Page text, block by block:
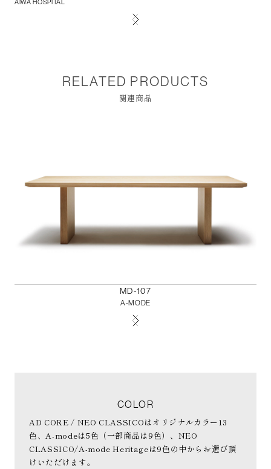
AIWA HOSPITAL
RELATED PRODUCTS
関連商品
MD-107
A-MODE
COLOR
AD CORE / NEO CLASSICOはオリジナルカラー13
色、A-modeは5色（一部商品は9色）、NEO
CLASSICO/A-mode Heritageは9色の中からお選び頂
けいただけます。